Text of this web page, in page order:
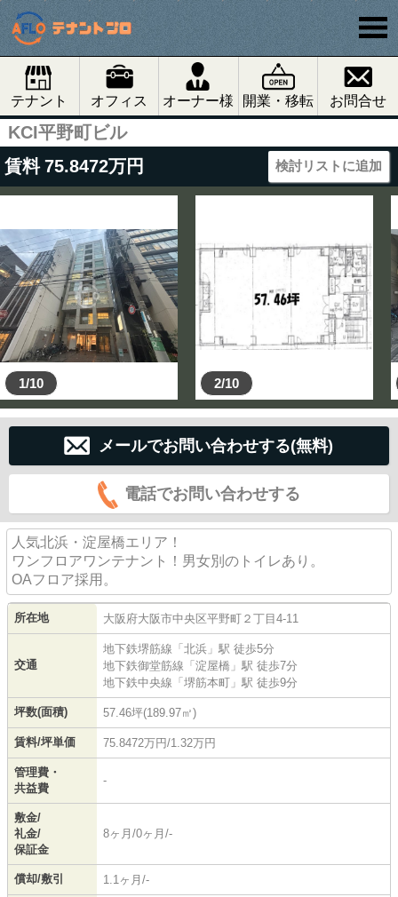
テナント オフィス オーナー様 開業・移転 お問合せ
KCI平野町ビル
賃料 75.8472万円 検討リストに追加
1/10 2/10
メールでお問い合わせする(無料)
電話でお問い合わせする
人気北浜・淀屋橋エリア！
ワンフロアワンテナント！男女別のトイレあり。
OAフロア採用。
所在地 大阪府大阪市中央区平野町 ２丁目4-11
交通
地下鉄堺筋線 「北浜 」駅 徒歩5分
地下鉄御堂筋線 「淀屋橋 」駅 徒歩7分
地下鉄中央線 「堺筋本町 」駅 徒歩9分
坪数(面積) 57.46坪(189.97㎡)
賃料/坪単価 75.8472万円/1.32万円
管理費・
共益費
-
敷金/
礼金/
保証金
8ヶ月/0ヶ月/-
償却/敷引 1.1ヶ月/-